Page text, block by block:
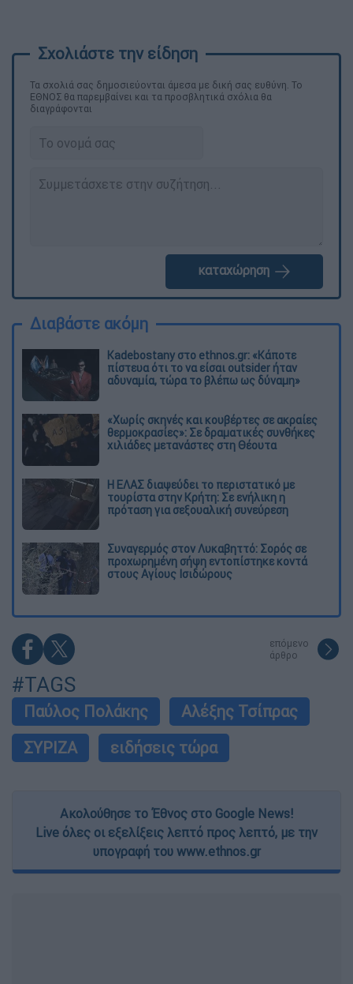
Τα σχολιά σας δημοσιεύονται άμεσα με δική σας ευθύνη. Το
ΕΘΝΟΣ θα παρεμβαίνει και τα προσβλητικά σχόλια θα
διαγράφονται
καταχώρηση
Διαβάστε ακόμη
Kadebostany στο ethnos.gr: «Κάποτε
πίστευα ότι το να είσαι outsider ήταν
αδυναμία, τώρα το βλέπω ως δύναμη»
«Χωρίς σκηνές και κουβέρτες σε ακραίες
θερμοκρασίες»: Σε δραματικές συνθήκες
χιλιάδες μετανάστες στη Θέουτα
Η ΕΛΑΣ διαψεύδει το περιστατικό με
τουρίστα στην Κρήτη: Σε ενήλικη η
πρόταση για σεξουαλική συνεύρεση
Συναγερμός στον Λυκαβηττό: Σορός σε
προχωρημένη σήψη εντοπίστηκε κοντά
στους Αγίους Ισιδώρους
επόμενο
άρθρο
#TAGS
Παύλος Πολάκης
Αλέξης Τσίπρας
ΣΥΡΙΖΑ
ειδήσεις τώρα
Ακολούθησε το Έθνος στο Google News!
Live όλες οι εξελίξεις λεπτό προς λεπτό, με την
υπογραφή του www.ethnos.gr